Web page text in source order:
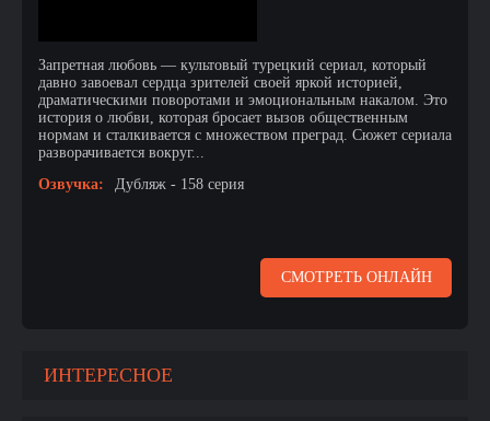
Запретная любовь — культовый турецкий сериал, который
давно завоевал сердца зрителей своей яркой историей,
драматическими поворотами и эмоциональным накалом. Это
история о любви, которая бросает вызов общественным
нормам и сталкивается с множеством преград. Сюжет сериала
разворачивается вокруг...
Озвучка:
Дубляж - 158 серия
СМОТРЕТЬ ОНЛАЙН
ИНТЕРЕСНОЕ